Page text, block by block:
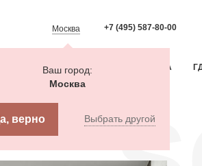
Москва
Ваш город:
Москва
верно Выбрать другой
+7 (495) 587-80-00
РЕШЕНИЯ ОПЛАТА И ДОСТАВКА
Maximus & Ariana